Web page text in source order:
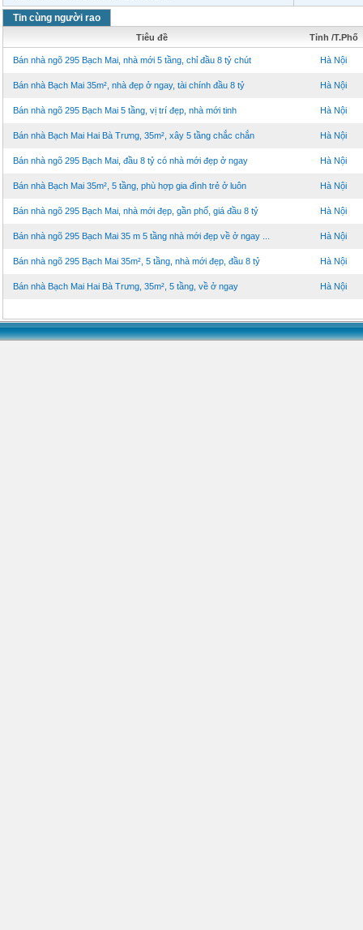
Tin cùng người rao
Tiêu đề Tỉnh /T.Phố
Bán nhà ngõ 295 Bạch Mai, nhà mới 5 tầng, chỉ đầu 8 tỷ chút Hà Nội
Bán nhà Bạch Mai 35m², nhà đẹp ở ngay, tài chính đầu 8 tỷ Hà Nội
Bán nhà ngõ 295 Bạch Mai 5 tầng, vị trí đẹp, nhà mới tinh Hà Nội
Bán nhà Bạch Mai Hai Bà Trưng, 35m², xây 5 tầng chắc chắn Hà Nội
Bán nhà ngõ 295 Bạch Mai, đầu 8 tỷ có nhà mới đẹp ở ngay Hà Nội
Bán nhà Bạch Mai 35m², 5 tầng, phù hợp gia đình trẻ ở luôn Hà Nội
Bán nhà ngõ 295 Bạch Mai, nhà mới đẹp, gần phố, giá đầu 8 tỷ Hà Nội
Bán nhà ngõ 295 Bạch Mai 35 m 5 tầng nhà mới đẹp về ở ngay ... Hà Nội
Bán nhà ngõ 295 Bạch Mai 35m², 5 tầng, nhà mới đẹp, đầu 8 tỷ Hà Nội
Bán nhà Bạch Mai Hai Bà Trưng, 35m², 5 tầng, về ở ngay Hà Nội